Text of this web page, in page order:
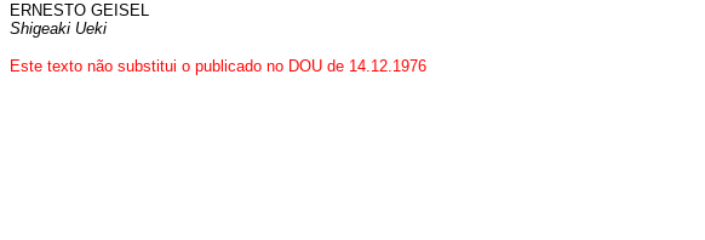
ERNESTO GEISEL
Shigeaki Ueki
Este texto não substitui o publicado no DOU de 14.12.1976